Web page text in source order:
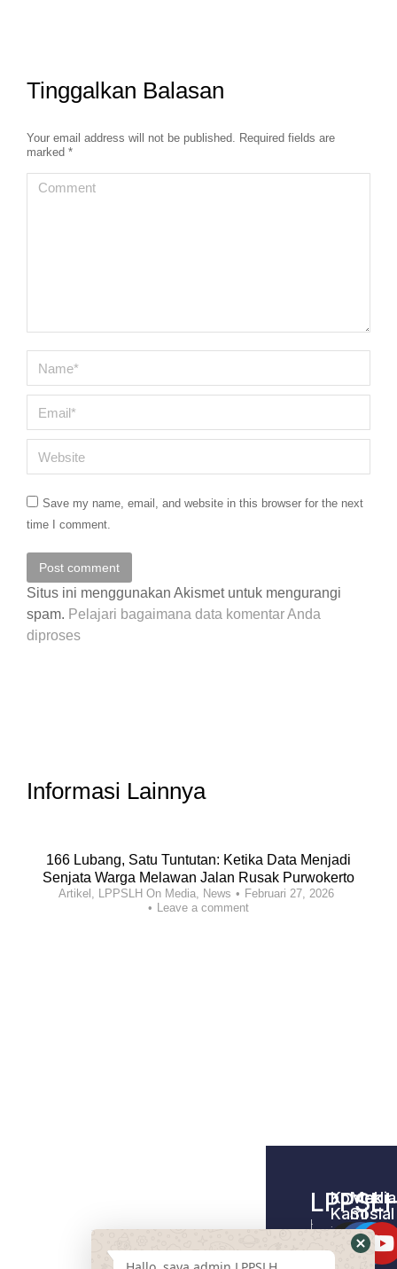
Tinggalkan Balasan
Your email address will not be published. Required fields are
marked *
Comment
Name *
Email *
Website
Save my name, email, and website in this browser for the next
time I comment.
Post comment
Situs ini menggunakan Akismet untuk mengurangi
spam. Pelajari bagaimana data komentar Anda
diproses
Informasi Lainnya
166 Lubang, Satu Tuntutan: Ketika Data Menjadi
Senjata Warga Melawan Jalan Rusak Purwokerto
Artikel , LPPSLH On Media, News
Februari 27, 2026
Leave a comment
Home –
LPPSLH
Kontak
Kami
Tentang
Kami
Media
Sosial